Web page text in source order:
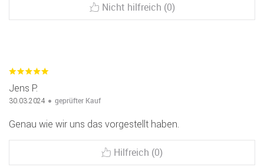
Nicht hilfreich (0)
Jens P.
30.03.2024 geprüfter Kauf
Genau wie wir uns das vorgestellt haben.
Hilfreich (0)